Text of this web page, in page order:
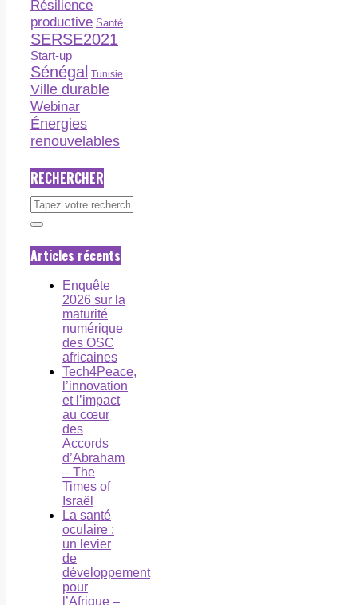
Résilience
productive Santé
SERSE2021
Start-up
Sénégal Tunisie
Ville durable
Webinar
Énergies
renouvelables
RECHERCHER
Articles récents
Enquête
2026 sur la
maturité
numérique
des OSC
africaines
Tech4Peace,
l’innovation
et l’impact
au cœur
des
Accords
d’Abraham
– The
Times of
Israël
La santé
oculaire :
un levier
de
développement
pour
l’Afrique –